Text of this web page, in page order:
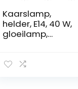
Kaarslamp,
helder, E14, 40 W,
gloeilamp,
400 lm,